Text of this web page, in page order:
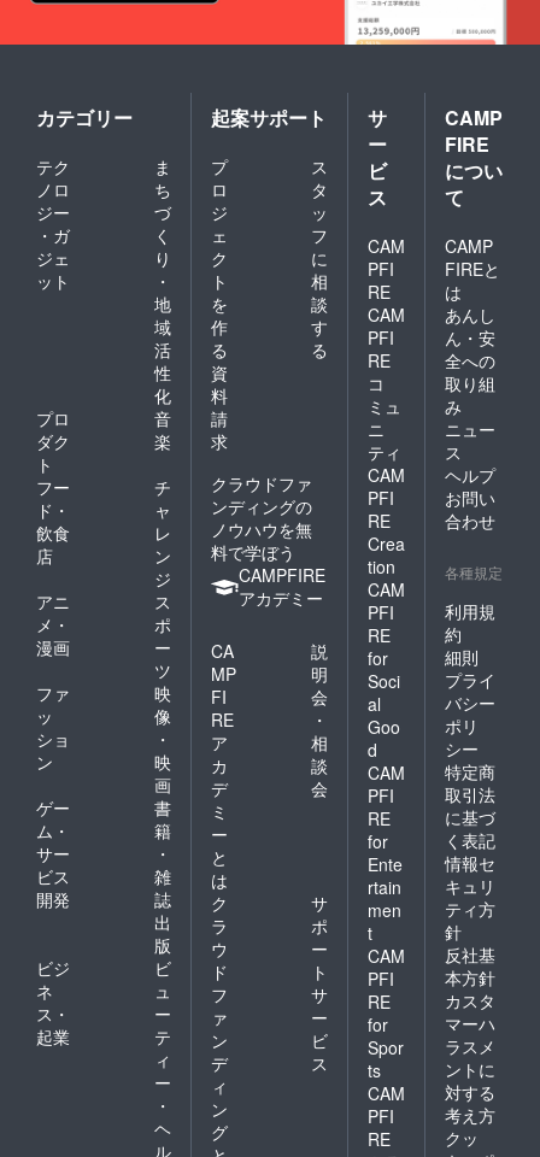
カテゴリー
テク
ノロ
ジー
・ガ
ジェ
ット
ま
ち
づ
く
り
・
地
域
活
性
化
プロ
ダク
ト
音
楽
フー
ド・
飲食
店
チ
ャ
レ
ン
ジ
アニ
メ・
漫画
ス
ポ
ー
ツ
ファ
ッ
ショ
ン
映
像
・
映
画
ゲー
ム・
サー
ビス
開発
書
籍
・
雑
誌
出
版
ビジ
ネ
ス・
起業
ビ
ュ
ー
テ
ィ
ー
・
ヘ
ル
起案サポート
プ
ロ
ジ
ェ
ク
ト
を
作
る
ス
タ
ッ
フ
に
相
談
す
る
資
料
請
求
クラウドファ
ンディングの
ノウハウを無
料で学ぼう
CAMPFIRE
アカデミー
CA
MP
FI
RE
ア
カ
デ
ミ
ー
と
は
説
明
会
・
相
談
会
ク
ラ
ウ
ド
フ
ァ
ン
デ
ィ
ン
グ
サ
ポ
ー
ト
サ
ー
ビ
ス
サ
ー
ビ
ス
CAM
PFI
RE
CAM
PFI
RE
コ
ミュ
ニ
ティ
CAM
PFI
RE
Crea
tion
CAM
PFI
RE
for
Soci
al
Goo
d
CAM
PFI
RE
for
Ente
rtain
men
t
CAM
PFI
RE
for
Spor
ts
CAM
PFI
RE
CAMP
FIRE
につい
て
CAMP
FIREと
は
あんし
ん・安
全への
取り組
み
ニュー
ス
ヘルプ
お問い
合わせ
各種規定
利用規
約
細則
プライ
バシー
ポリ
シー
特定商
取引法
に基づ
く表記
情報セ
キュリ
ティ方
針
反社基
本方針
カスタ
マーハ
ラスメ
ントに
対する
考え方
クッ